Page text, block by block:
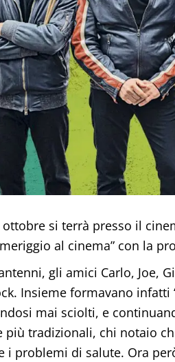
si terrà presso il
al cinema” con la
gli amici Carlo, Joe,
Insieme formavano infatti
mai sciolti, e
più tradizionali, chi notaio
i problemi di salute. Ora